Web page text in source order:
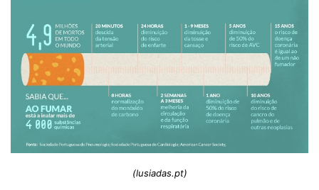
(lusiadas.pt)